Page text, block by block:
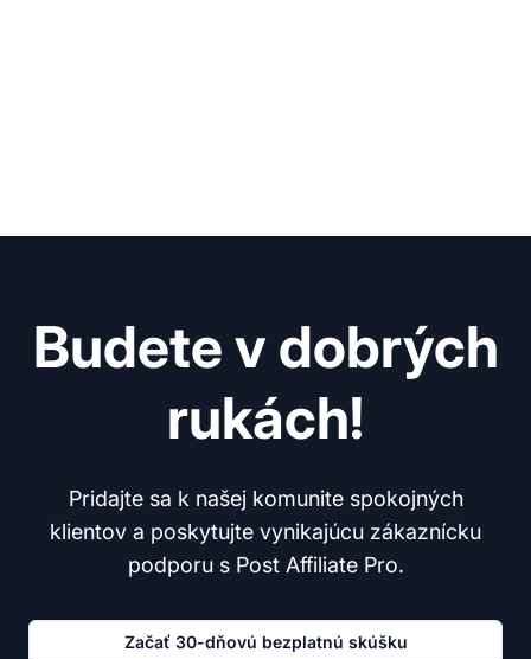
Budete v dobrých
rukách!
Pridajte sa k našej komunite spokojných
klientov a poskytujte vynikajúcu zákaznícku
podporu s Post Affiliate Pro.
Začať 30-dňovú bezplatnú skúšku